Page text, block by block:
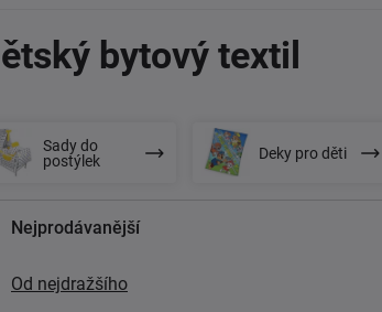
bytový textil
Sady do
postýlek
Deky pro děti
Nejprodávanější
Od nejdražšího